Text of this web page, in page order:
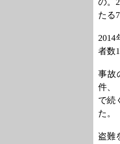
の。
たる
2014
者数
事故
件、
で続
た。
盗難